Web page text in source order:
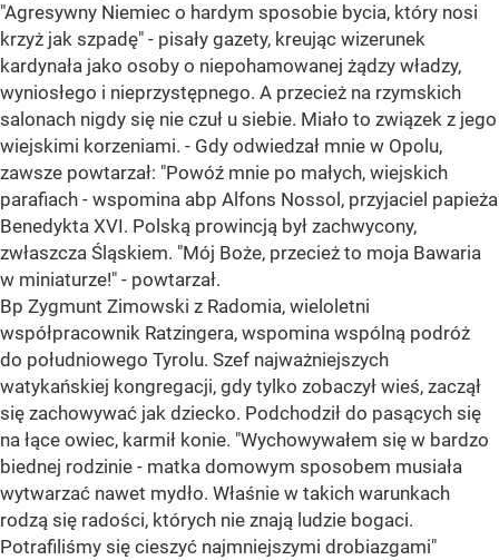
"Agresywny Niemiec o hardym sposobie bycia, który nosi
krzyż jak szpadę" - pisały gazety, kreując wizerunek
kardynała jako osoby o niepohamowanej żądzy władzy,
wyniosłego i nieprzystępnego. A przecież na rzymskich
salonach nigdy się nie czuł u siebie. Miało to związek z jego
wiejskimi korzeniami. - Gdy odwiedzał mnie w Opolu,
zawsze powtarzał: "Powóź mnie po małych, wiejskich
parafiach - wspomina abp Alfons Nossol, przyjaciel papieża
Benedykta XVI. Polską prowincją był zachwycony,
zwłaszcza Śląskiem. "Mój Boże, przecież to moja Bawaria
w miniaturze!" - powtarzał.
Bp Zygmunt Zimowski z Radomia, wieloletni
współpracownik Ratzingera, wspomina wspólną podróż
do południowego Tyrolu. Szef najważniejszych
watykańskiej kongregacji, gdy tylko zobaczył wieś, zaczął
się zachowywać jak dziecko. Podchodził do pasących się
na łące owiec, karmił konie. "Wychowywałem się w bardzo
biednej rodzinie - matka domowym sposobem musiała
wytwarzać nawet mydło. Właśnie w takich warunkach
rodzą się radości, których nie znają ludzie bogaci.
Potrafiliśmy się cieszyć najmniejszymi drobiazgami"